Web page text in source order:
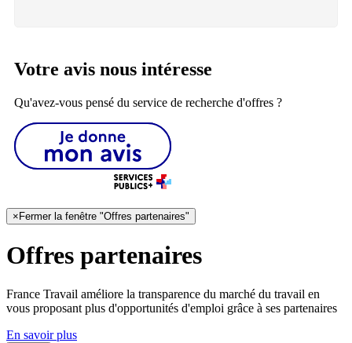
Votre avis nous intéresse
Qu'avez-vous pensé du service de recherche d'offres ?
× Fermer la fenêtre "Offres partenaires"
Offres partenaires
France Travail améliore la transparence du marché du travail en
vous proposant plus d'opportunités d'emploi grâce à ses partenaires
En savoir plus